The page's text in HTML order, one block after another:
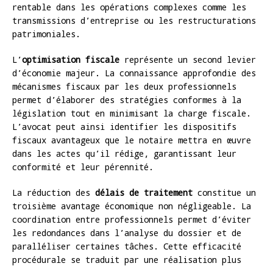
rentable dans les opérations complexes comme les
transmissions d’entreprise ou les restructurations
patrimoniales.
L’optimisation fiscale représente un second levier
d’économie majeur. La connaissance approfondie des
mécanismes fiscaux par les deux professionnels
permet d’élaborer des stratégies conformes à la
législation tout en minimisant la charge fiscale.
L’avocat peut ainsi identifier les dispositifs
fiscaux avantageux que le notaire mettra en œuvre
dans les actes qu’il rédige, garantissant leur
conformité et leur pérennité.
La réduction des délais de traitement constitue un
troisième avantage économique non négligeable. La
coordination entre professionnels permet d’éviter
les redondances dans l’analyse du dossier et de
paralléliser certaines tâches. Cette efficacité
procédurale se traduit par une réalisation plus